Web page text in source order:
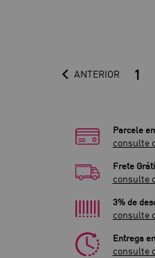
ANTERIOR 1
Parcele
consulte
Frete
consulte
3% de
consulte
Entrega
consulte